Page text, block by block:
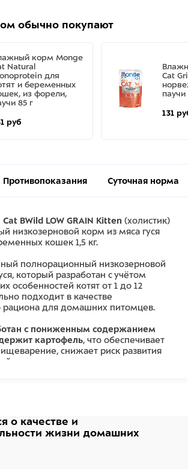
обычно покупают
корм Monge
Natural
для
и беременных
из форели,
85 г
руб
Cat
паучи
131
Противопоказания Суточная норма
BWild LOW GRAIN Kitten (холистик)
низкозерновой корм из мяса гуся
кошек 1,5 кг.
полнорационный низкозерновой
который разработан с учётом
особенностей котят от 1 до 12
подходит в качестве
рациона для домашних питомцев.
с пониженным содержанием
картофель, что обеспечивает
снижает риск развития
реакции на корм.
Омега-3 и Омега-6
кислотв составе корма
для поддержания красоты
о качестве и
жизни домашних